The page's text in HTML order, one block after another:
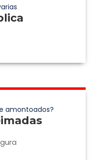
amontoados?